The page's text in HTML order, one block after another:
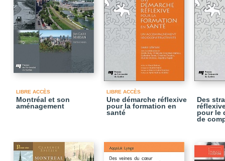
LIBRE ACCÈS
Montréal et son
aménagement
LIBRE ACCÈS
Une démarche réflexive
pour la formation en
santé
Des
pour le
de